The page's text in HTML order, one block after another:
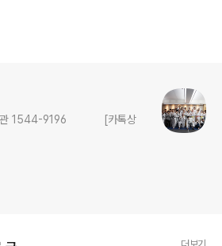
래관 1544-9196 [카톡상